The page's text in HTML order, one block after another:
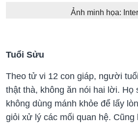
Ảnh minh họa:
Tuổi Sửu
Theo tử vi 12 con giáp, người
thật thà, không ăn nói hai lời. Họ
không dùng mánh khỏe để lấy
giỏi xử lý các mối quan hệ. Cũng